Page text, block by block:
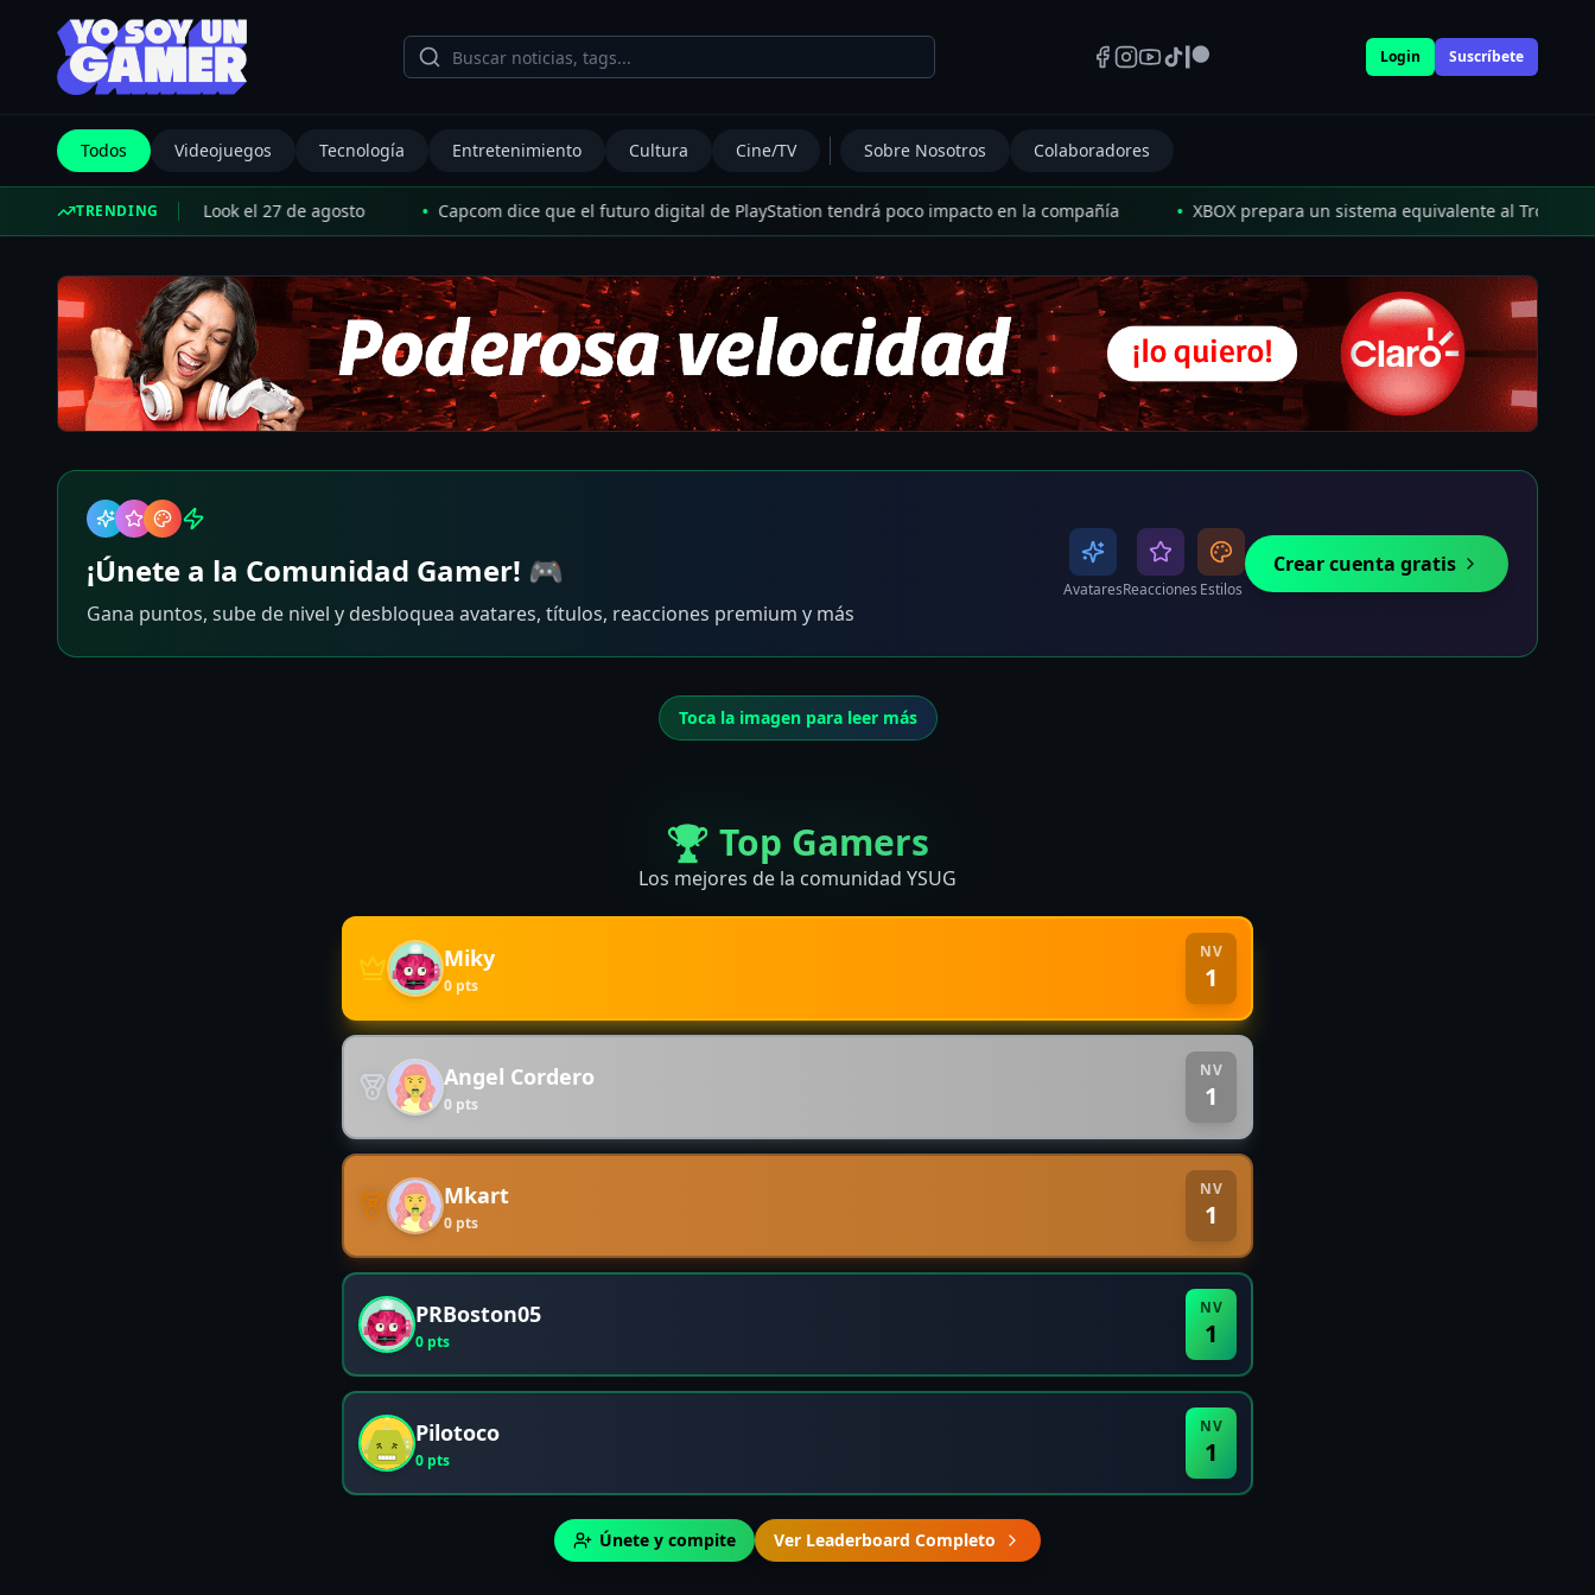
Login Suscríbete
Todos Videojuegos Tecnología Entretenimiento Cultura Cine/TV Sobre Nosotros Colaboradores
TRENDING
nuevo Extended Look el 27 de agosto Capcom dice que el futuro digital de PlayStation tendrá poco impacto en la compañía XBOX prepara un sistema equivalente al Trofeo Platino
¡Únete a la Comunidad Gamer! 🎮
Gana puntos, sube de nivel y desbloquea avatares, títulos, reacciones premium y más
AvataresReacciones Estilos
Crear cuenta gratis
Toca la imagen para leer más
🏆 Top Gamers
Los mejores de la comunidad YSUG
Miky
0 pts
NV
1
Angel Cordero
0 pts
NV
1
Mkart
0 pts
NV
1
PRBoston05
0 pts
NV
1
Pilotoco
0 pts
NV
1
Únete y compite Ver Leaderboard Completo